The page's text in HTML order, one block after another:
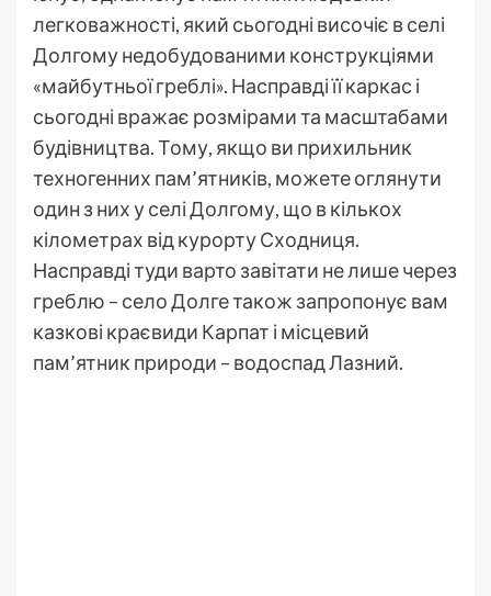
легковажності, який сьогодні височіє в селі
Долгому недобудованими конструкціями
«майбутньої греблі». Насправді її каркас і
сьогодні вражає розмірами та масштабами
будівництва. Тому, якщо ви прихильник
техногенних пам’ятників, можете оглянути
один з них у селі Долгому, що в кількох
кілометрах від курорту Сходниця.
Насправді туди варто завітати не лише через
греблю – село Долге також запропонує вам
казкові краєвиди Карпат і місцевий
пам’ятник природи – водоспад Лазний.